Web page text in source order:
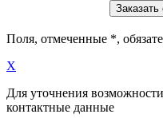
Поля, отмеченные *,
X
Для уточнения
контактные данные